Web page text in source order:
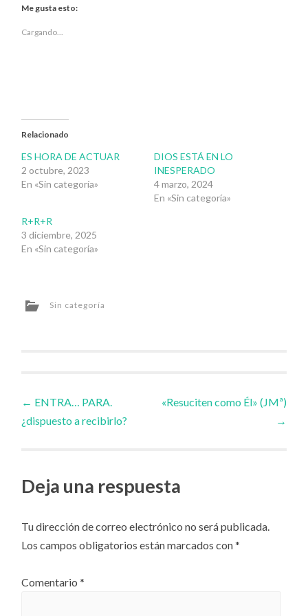
Twitter
(Se
en
Me gusta esto:
Cargando...
Relacionado
ES HORA DE ACTUAR
2 octubre, 2023
En «Sin categoría»
DIOS ESTÁ EN LO
INESPERADO
4 marzo, 2024
En «Sin categoría»
R+R+R
3 diciembre, 2025
En «Sin categoría»
Sin categoría
Navegador
de
artículos
← ENTRA… PARA.
¿dispuesto a recibirlo?
«Resuciten como Él» (JMª)
→
Deja una respuesta
Tu dirección de correo electrónico no será publicada.
Los campos obligatorios están marcados con*
Comentario*